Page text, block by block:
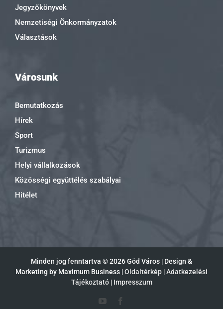
Jegyzőkönyvek
Nemzetiségi Önkormányzatok
Választások
Városunk
Bemutatkozás
Hírek
Sport
Turizmus
Helyi vállalkozások
Közösségi együttélés szabályai
Hitélet
Minden jog fenntartva ©2026 Göd Város | Design &
Marketing by Maximum Business |Oldaltérkép |Adatkezelési
Tájékoztató| Impresszum
YouTube